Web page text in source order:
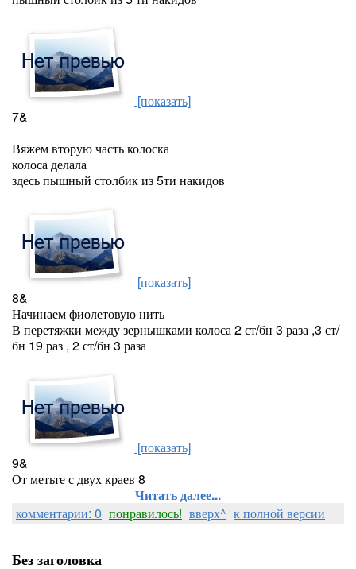
[показать]
7&
Вяжем вторую часть колоска
колоса делала
здесь пышный столбик из 5ти накидов
[показать]
8&
Начинаем фиолетовую нить
В перетяжки между зернышками колоса 2 ст/бн 3 раза ,3 ст/
бн 19 раз , 2 ст/бн 3 раза
[показать]
9&
От метьте с двух краев 8
Читать далее...
комментарии: 0 понравилось! вверх^ к полной версии
Без заголовка